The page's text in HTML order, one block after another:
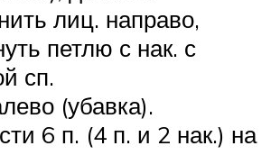
лиц. направо,
петлю с нак. с
сп.
(убавка).
6 п. (4 п. и 2 нак.) на